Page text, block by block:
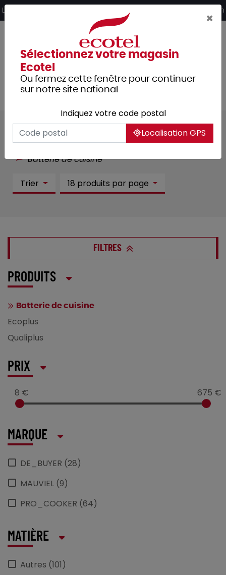
Livraison offerte dès 249€ HT d’achat et retrait 2h en magasin
Batterie de cuisine :101 article(s)
Batterie de cuisine
Trier 18 produits par page
FILTRES
PRODUITS
Batterie de cuisine
Ecoplus
Qualiplus
PRIX
8 € 675 €
MARQUE
DE_BUYER (28)
MAUVIEL (9)
PRO_COOKER (64)
MATIÈRE
Autres (101)
×
Sélectionnez votre magasin
Ecotel
Ou fermez cette fenêtre pour continuer
sur notre site national
Indiquez votre code postal
Localisation GPS
Panneau de gestion des cookies